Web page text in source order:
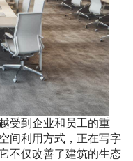
受到企业和员工的重
间利用方式，正在写字
不仅改善了建筑的生态